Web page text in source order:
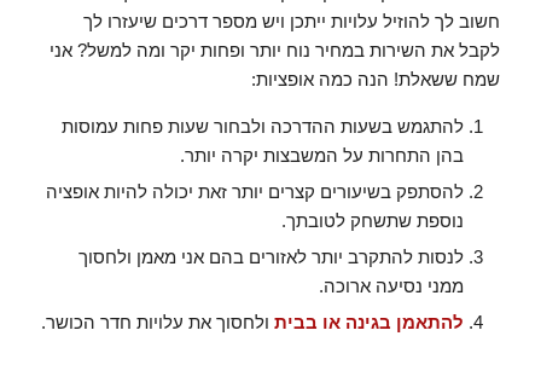
חשוב לך להוזיל עלויות ייתכן ויש מספר דרכים שיעזרו לך
לקבל את השירות במחיר נוח יותר ופחות יקר ומה למשל? אני
שמח ששאלת! הנה כמה אופציות:
להתגמש בשעות ההדרכה ולבחור שעות פחות עמוסות
בהן התחרות על המשבצות יקרה יותר.
להסתפק בשיעורים קצרים יותר זאת יכולה להיות אופציה
נוספת שתשחק לטובתך.
לנסות להתקרב יותר לאזורים בהם אני מאמן ולחסוך
ממני נסיעה ארוכה.
להתאמן בגינה או בביתולחסוך את עלויות חדר הכושר.